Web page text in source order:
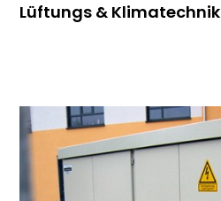
Lüftungs & Klimatechnik